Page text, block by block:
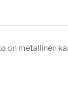
metallinen